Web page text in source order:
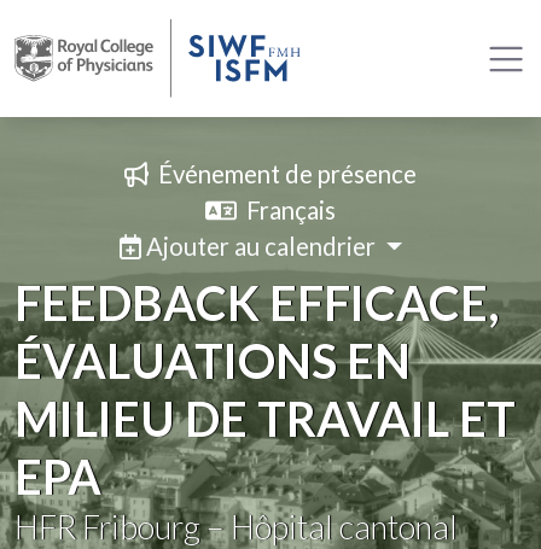
Événement de présence
Français
Ajouter au calendrier
FEEDBACK EFFICACE,
ÉVALUATIONS EN
MILIEU DE TRAVAIL ET
EPA
HFR Fribourg – Hôpital cantonal